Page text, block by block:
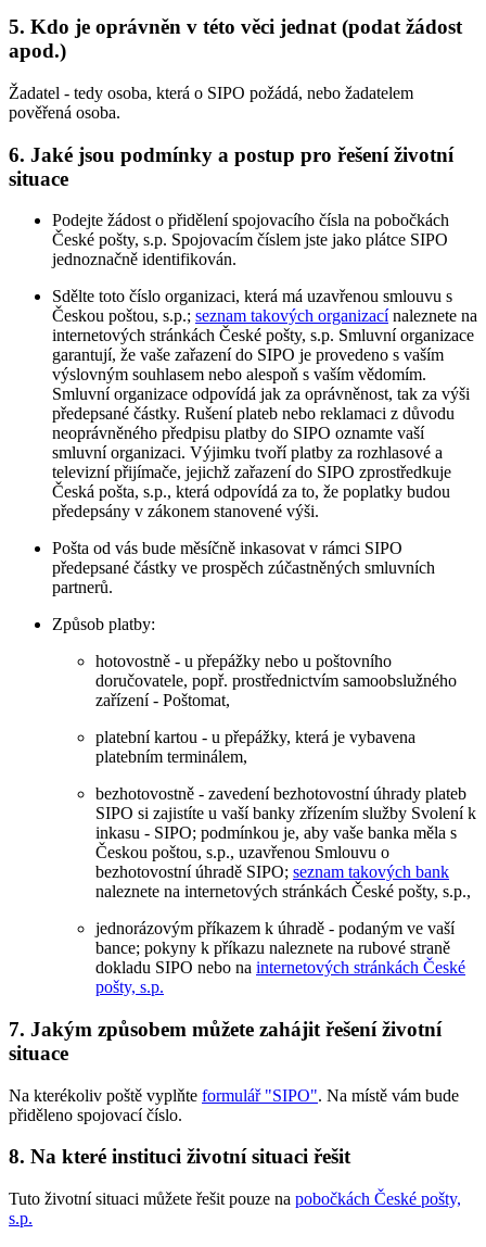
5. Kdo je oprávněn v této věci jednat (podat žádost
apod.)
Žadatel - tedy osoba, která o SIPO požádá, nebo žadatelem
pověřená osoba.
6. Jaké jsou podmínky a postup pro řešení životní
situace
Podejte žádost o přidělení spojovacího čísla na pobočkách
České pošty, s.p. Spojovacím číslem jste jako plátce SIPO
jednoznačně identifikován.
Sdělte toto číslo organizaci, která má uzavřenou smlouvu s
Českou poštou, s.p.; seznam takových organizacínaleznete na
internetových stránkách České pošty, s.p. Smluvní organizace
garantují, že vaše zařazení do SIPO je provedeno s vaším
výslovným souhlasem nebo alespoň s vaším vědomím.
Smluvní organizace odpovídá jak za oprávněnost, tak za výši
předepsané částky. Rušení plateb nebo reklamaci z důvodu
neoprávněného předpisu platby do SIPO oznamte vaší
smluvní organizaci. Výjimku tvoří platby za rozhlasové a
televizní přijímače, jejichž zařazení do SIPO zprostředkuje
Česká pošta, s.p., která odpovídá za to, že poplatky budou
předepsány v zákonem stanovené výši.
Pošta od vás bude měsíčně inkasovat v rámci SIPO
předepsané částky ve prospěch zúčastněných smluvních
partnerů.
Způsob platby:
hotovostně - u přepážky nebo u poštovního
doručovatele, popř. prostřednictvím samoobslužného
zařízení - Poštomat,
platební kartou - u přepážky, která je vybavena
platebním terminálem,
bezhotovostně - zavedení bezhotovostní úhrady plateb
SIPO si zajistíte u vaší banky zřízením služby Svolení k
inkasu - SIPO; podmínkou je, aby vaše banka měla s
Českou poštou, s.p., uzavřenou Smlouvu o
bezhotovostní úhradě SIPO; seznam takových bank
naleznete na internetových stránkách České pošty, s.p.,
jednorázovým příkazem k úhradě - podaným ve vaší
bance; pokyny k příkazu naleznete na rubové straně
dokladu SIPO nebo na internetových stránkách České
pošty, s.p.
7. Jakým způsobem můžete zahájit řešení životní
situace
Na kterékoliv poště vyplňte formulář "SIPO". Na místě vám bude
přiděleno spojovací číslo.
8. Na které instituci životní situaci řešit
Tuto životní situaci můžete řešit pouze na pobočkách České pošty,
s.p.